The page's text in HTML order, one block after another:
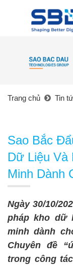
Trang chủ Tin
Sao Bắc
Dữ Liệu Và
Minh Dành
Ngày 30/10/
pháp kho dữ
minh dành
Chuyên đề
trong công